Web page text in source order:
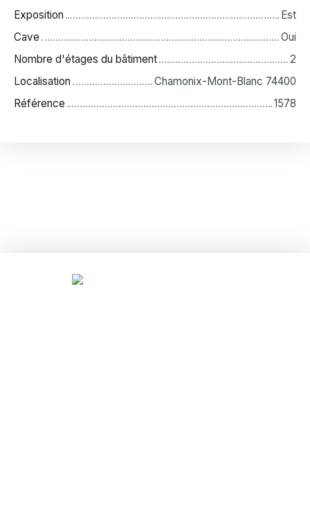
Exposition
Est
Cave
Oui
Nombre d'étages du bâtiment
2
Localisation
Chamonix-Mont-Blanc 74400
Référence
1578